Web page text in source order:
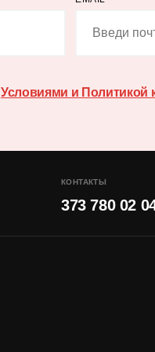
Условиями и Политикой
КОНТАКТЫ
373 780 02